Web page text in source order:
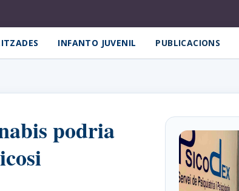
INFANTO JUVENIL PUBLICACIONS
podria